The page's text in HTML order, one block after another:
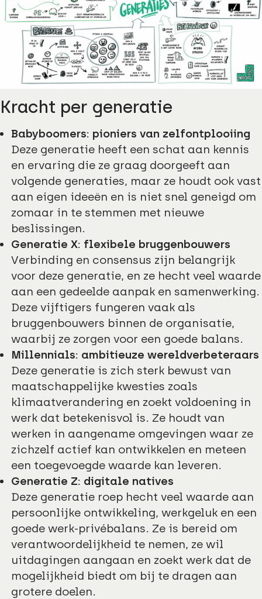
Kracht per generatie
Babyboomers: pioniers van zelfontplooiing
Deze generatie heeft een schat aan kennis
en ervaring die ze graag doorgeeft aan
volgende generaties, maar ze houdt ook vast
aan eigen ideeën en is niet snel geneigd om
zomaar in te stemmen met nieuwe
beslissingen.
Generatie X: flexibele bruggenbouwers
Verbinding en consensus zijn belangrijk
voor deze generatie, en ze hecht veel waarde
aan een gedeelde aanpak en samenwerking.
Deze vijftigers fungeren vaak als
bruggenbouwers binnen de organisatie,
waarbij ze zorgen voor een goede balans.
Millennials: ambitieuze wereldverbeteraars
Deze generatie is zich sterk bewust van
maatschappelijke kwesties zoals
klimaatverandering en zoekt voldoening in
werk dat betekenisvol is. Ze houdt van
werken in aangename omgevingen waar ze
zichzelf actief kan ontwikkelen en meteen
een toegevoegde waarde kan leveren.
Generatie Z: digitale natives
Deze generatie roep hecht veel waarde aan
persoonlijke ontwikkeling, werkgeluk en een
goede werk-privébalans. Ze is bereid om
verantwoordelijkheid te nemen, ze wil
uitdagingen aangaan en zoekt werk dat de
mogelijkheid biedt om bij te dragen aan
grotere doelen.